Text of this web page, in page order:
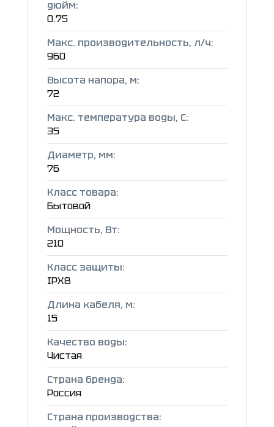
дюйм:
0.75
Макс. производительность, л/ч:
960
Высота напора, м:
72
Макс. температура воды, C:
35
Диаметр, мм:
76
Класс товара:
Бытовой
Мощность, Вт:
210
Класс защиты:
IPX8
Длина кабеля, м:
15
Качество воды:
Чистая
Страна бренда:
Россия
Страна производства: